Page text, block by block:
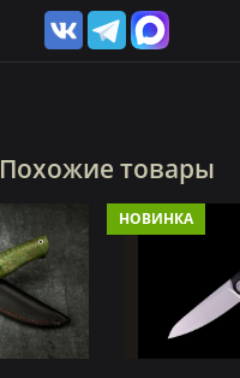
Похожие товары
НОВИНКА